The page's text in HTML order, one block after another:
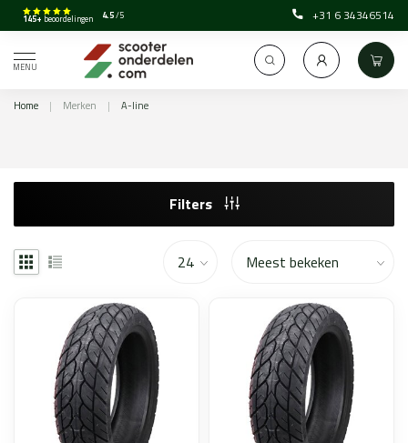
145+ beoordelingen 4.5/5 +31 6 34346514
MENU
Home | Merken | A-line
Filters